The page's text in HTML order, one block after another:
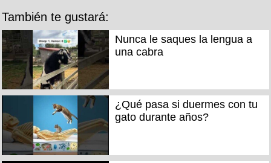
También te gustará:
Nunca le saques la lengua a
una cabra
¿Qué pasa si duermes con tu
gato durante años?